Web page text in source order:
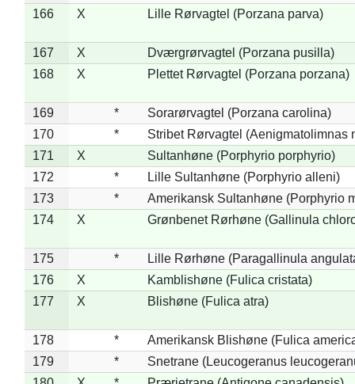
166
X Lille Rørvagtel (Porzana parva)
167 X
Dværgrørvagtel (Porzana pusilla)
168
X Plettet Rørvagtel (Porzana porzana)
169 *
Sorarørvagtel (Porzana carolina)
170
*
Stribet Rørvagtel (Aenigmatolimnas
171
X
Sultanhøne (Porphyrio porphyrio)
172
*
Lille Sultanhøne (Porphyrio alleni)
173
*
Amerikansk Sultanhøne (Porphyrio
174
X Grønbenet Rørhøne (Gallinula
175 *
Lille Rørhøne (Paragallinula
176
X
Kamblishøne (Fulica cristata)
177
X Blishøne (Fulica atra)
178 *
Amerikansk Blishøne (Fulica
179
*
Snetrane (Leucogeranus